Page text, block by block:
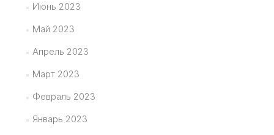
Июнь 2023
Май 2023
Апрель 2023
Март 2023
Февраль 2023
Январь 2023